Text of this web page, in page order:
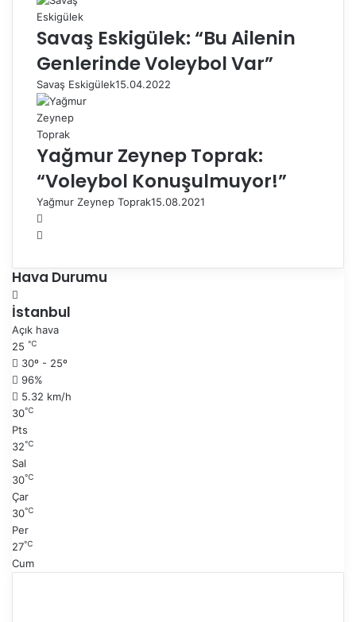
Savaş Eskigülek: “Bu Ailenin
Genlerinde Voleybol Var”
Savaş Eskigülek15.04.2022
Yağmur Zeynep Toprak:
“Voleybol Konuşulmuyor!”
Yağmur Zeynep Toprak15.08.2021
e
k
s
a
n
r
k
i
Hava Durumu
İstanbul
Açık hava
25 ℃
30º - 25º
96%
5.32 km/h
30℃
Pts
32℃
Sal
30℃
Çar
30℃
Per
27℃
Cum